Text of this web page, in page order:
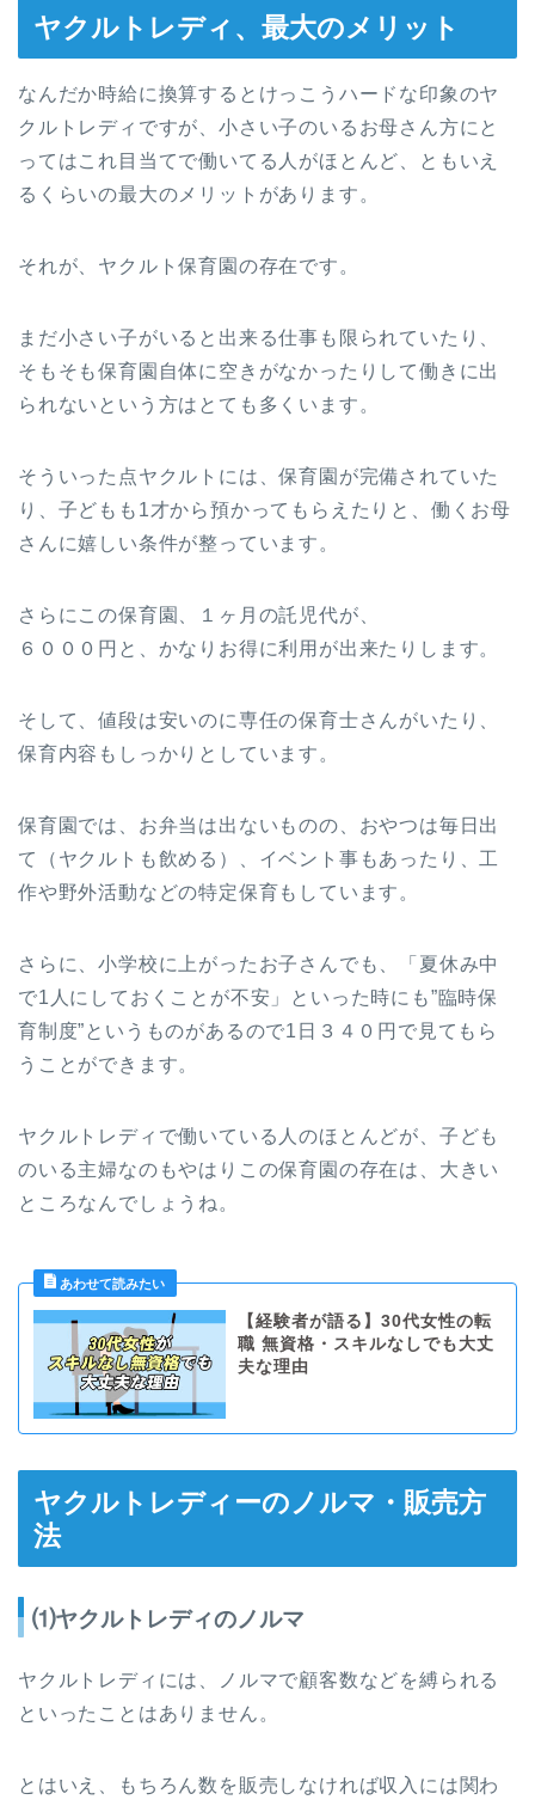
ヤクルトレディ、最大のメリット
なんだか時給に換算するとけっこうハードな印象のヤ
クルトレディですが、小さい子のいるお母さん方にと
ってはこれ目当てで働いてる人がほとんど、ともいえ
るくらいの最大のメリットがあります。
それが、ヤクルト保育園の存在です。
まだ小さい子がいると出来る仕事も限られていたり、
そもそも保育園自体に空きがなかったりして働きに出
られないという方はとても多くいます。
そういった点ヤクルトには、保育園が完備されていた
り、子どもも1才から預かってもらえたりと、働くお母
さんに嬉しい条件が整っています。
さらにこの保育園、１ヶ月の託児代が、
６０００円と、かなりお得に利用が出来たりします。
そして、値段は安いのに専任の保育士さんがいたり、
保育内容もしっかりとしています。
保育園では、お弁当は出ないものの、おやつは毎日出
て（ヤクルトも飲める）、イベント事もあったり、工
作や野外活動などの特定保育もしています。
さらに、小学校に上がったお子さんでも、「夏休み中
で1人にしておくことが不安」といった時にも”臨時保
育制度”というものがあるので1日３４０円で見てもら
うことができます。
ヤクルトレディで働いている人のほとんどが、子ども
のいる主婦なのもやはりこの保育園の存在は、大きい
ところなんでしょうね。
【経験者が語る】30代女性の転
職 無資格・スキルなしでも大丈
夫な理由
ヤクルトレディーのノルマ・販売方
法
⑴ヤクルトレディのノルマ
ヤクルトレディには、ノルマで顧客数などを縛られる
といったことはありません。
とはいえ、もちろん数を販売しなければ収入には関わ